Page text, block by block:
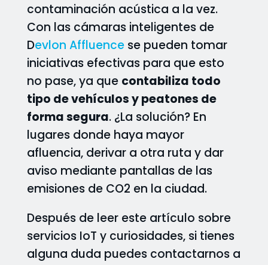
contaminación acústica a la vez.
Con las cámaras inteligentes de
Devlon Affluencese pueden tomar
iniciativas efectivas para que esto
no pase, ya que contabiliza todo
tipo de vehículos y peatones de
forma segura. ¿La solución? En
lugares donde haya mayor
afluencia, derivar a otra ruta y dar
aviso mediante pantallas de las
emisiones de CO2 en la ciudad.
Después de leer este artículo sobre
servicios IoT y curiosidades, si tienes
alguna duda puedes contactarnos a